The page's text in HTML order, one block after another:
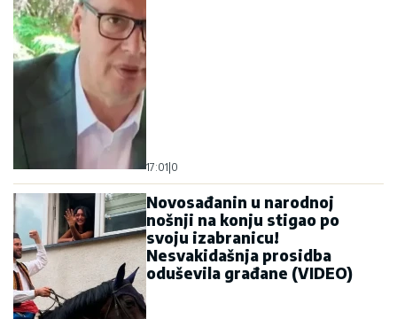
17:01 0
Novosađanin u narodnoj
nošnji na konju stigao po
svoju izabranicu!
Nesvakidašnja prosidba
oduševila građane (VIDEO)